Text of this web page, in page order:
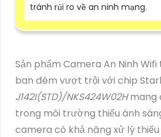
tránh rủi ro về an ninh mạng.
Sản phẩm Camera An Ninh
ban đêm vượt trội với chip
J142I(STD)/NKS424W02Hmang
trong môi trường thiếu ánh
camera có khả năng xử lý